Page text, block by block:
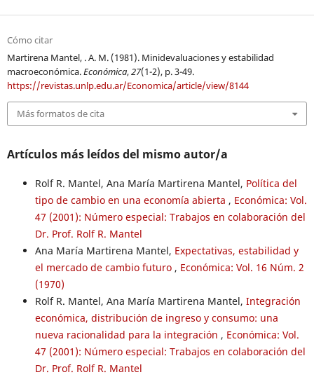
Cómo citar
Martirena Mantel, . A. M. (1981). Minidevaluaciones y estabilidad
macroeconómica.Económica,27(1-2), p. 3-49.
https://revistas.unlp.edu.ar/Economica/article/view/8144
Más formatos de cita
Artículos más leídos del mismo autor/a
Rolf R. Mantel, Ana María Martirena Mantel, Política del
tipo de cambio en una economía abierta , Económica: Vol.
47 (2001): Número especial: Trabajos en colaboración del
Dr. Prof. Rolf R. Mantel
Ana María Martirena Mantel, Expectativas, estabilidad y
el mercado de cambio futuro , Económica: Vol. 16 Núm. 2
(1970)
Rolf R. Mantel, Ana María Martirena Mantel, Integración
económica, distribución de ingreso y consumo: una
nueva racionalidad para la integración , Económica: Vol.
47 (2001): Número especial: Trabajos en colaboración del
Dr. Prof. Rolf R. Mantel